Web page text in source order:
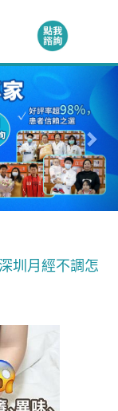
圳月經不調怎